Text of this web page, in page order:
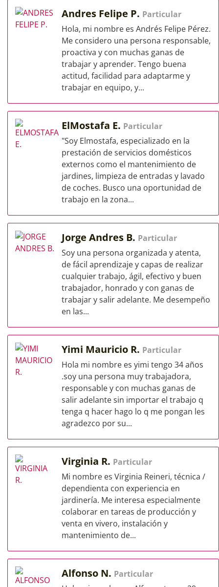
Andres Felipe P. Particular
Hola, mi nombre es Andrés Felipe Pérez.
Me considero una persona responsable,
proactiva y con muchas ganas de
trabajar y aprender. Tengo buena
actitud, facilidad para adaptarme y
trabajar en equipo, y...
ElMostafa E. Particular
"Soy Elmostafa, especializado en la
prestación de servicios domésticos
externos como el mantenimiento de
jardines, limpieza de entradas y lavado
de coches. Busco una oportunidad de
trabajo en la zona...
Jorge Andres B. Particular
Soy una persona organizada y atenta,
de fácil aprendizaje y capas de realizar
cualquier trabajo, ágil, efectivo y buen
trabajador, honrado y con ganas de
trabajar y salir adelante. Me desempeño
en las...
Yimi Mauricio R. Particular
Hola mi nombre es yimi tengo 34 años
.soy una persona muy trabajadora,
responsable y con muchas ganas de
salir adelante sin importar el trabajo q
tenga q hacer hago lo q me pongan les
agradezco por su...
Virginia R. Particular
Mi nombre es Virginia Reineri, técnica /
dependienta con experiencia en
jardinería. Me interesa especialmente
colaborar en tareas de producción y
venta en vivero, instalación y
mantenimiento de...
Alfonso N. Particular